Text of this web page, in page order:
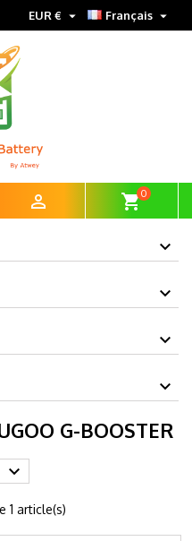
Français 
EUR € 
 shopping_cart0
G-BOOSTER

1 article(s)